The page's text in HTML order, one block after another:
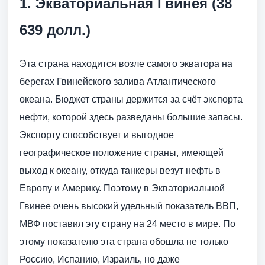
639 долл.)
Эта страна находится возле самого экватора на
берегах Гвинейского залива Атлантического
океана. Бюджет страны держится за счёт экспорта
нефти, которой здесь разведаны большие запасы.
Экспорту способствует и выгодное
географическое положение страны, имеющей
выход к океану, откуда танкеры везут нефть в
Европу и Америку. Поэтому в Экваториальной
Гвинее очень высокий удельный показатель ВВП,
МВФ поставил эту страну на 24 место в мире. По
этому показателю эта страна обошла не только
Россию, Испанию, Израиль, но даже